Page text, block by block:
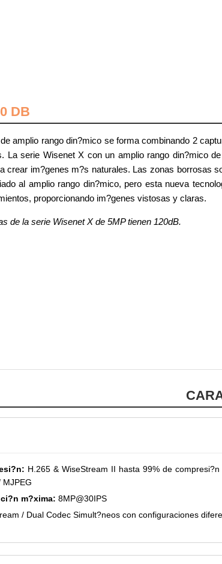
DB
amplio rango din?mico se forma combinando 2
La serie Wisenet X con un amplio rango din?mico de
crear im?genes m?s naturales. Las zonas borrosas
al amplio rango din?mico, pero esta nueva
proporcionando im?genes vistosas y claras.
de la serie Wisenet X de 5MP tienen 120dB.
H.265 & WiseStream II hasta 99% de
MJPEG
m?xima: 8MP@30IPS
/ Dual Codec Simult?neos con configuraciones